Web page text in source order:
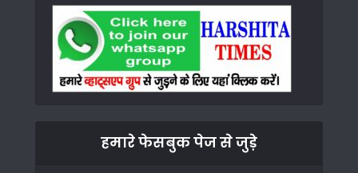
हमारे फेसबुक पेज से जुड़े